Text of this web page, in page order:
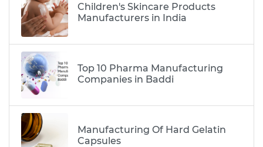
Children's Skincare Products
Manufacturers in India
Top 10 Pharma Manufacturing
Companies in Baddi
Manufacturing Of Hard Gelatin
Capsules